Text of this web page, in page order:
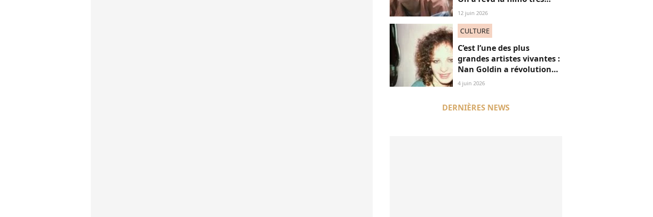
masculine du maestro
12 juin 2026
CULTURE
C’est l’une des plus
grandes artistes vivantes :
Nan Goldin a révolutionné
mon regard, voici
pourquoi
4 juin 2026
DERNIÈRES NEWS